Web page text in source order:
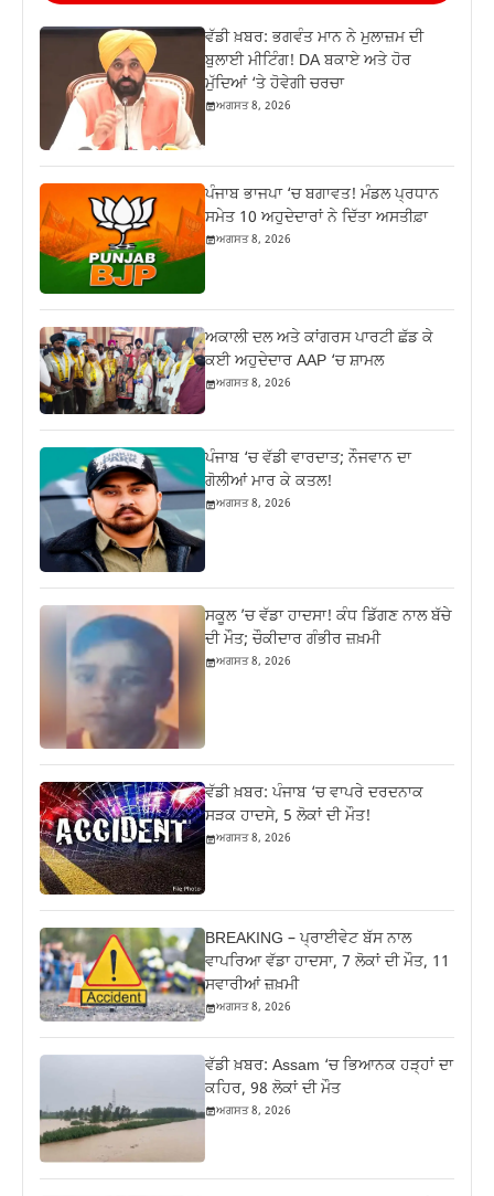
ਵੱਡੀ ਖ਼ਬਰ: ਭਗਵੰਤ ਮਾਨ ਨੇ ਮੁਲਾਜ਼ਮ ਦੀ
ਬੁਲਾਈ ਮੀਟਿੰਗ! DA ਬਕਾਏ ਅਤੇ ਹੋਰ
ਮੁੱਦਿਆਂ ‘ਤੇ ਹੋਵੇਗੀ ਚਰਚਾ
ਅਗਸਤ 8, 2026
ਪੰਜਾਬ ਭਾਜਪਾ ‘ਚ ਬਗਾਵਤ! ਮੰਡਲ ਪ੍ਰਧਾਨ
ਸਮੇਤ 10 ਅਹੁਦੇਦਾਰਾਂ ਨੇ ਦਿੱਤਾ ਅਸਤੀਫ਼ਾ
ਅਗਸਤ 8, 2026
ਅਕਾਲੀ ਦਲ ਅਤੇ ਕਾਂਗਰਸ ਪਾਰਟੀ ਛੱਡ ਕੇ
ਕਈ ਅਹੁਦੇਦਾਰ AAP ‘ਚ ਸ਼ਾਮਲ
ਅਗਸਤ 8, 2026
ਪੰਜਾਬ ‘ਚ ਵੱਡੀ ਵਾਰਦਾਤ; ਨੌਜਵਾਨ ਦਾ
ਗੋਲੀਆਂ ਮਾਰ ਕੇ ਕਤਲ!
ਅਗਸਤ 8, 2026
ਸਕੂਲ ’ਚ ਵੱਡਾ ਹਾਦਸਾ! ਕੰਧ ਡਿੱਗਣ ਨਾਲ ਬੱਚੇ
ਦੀ ਮੌਤ; ਚੌਕੀਦਾਰ ਗੰਭੀਰ ਜ਼ਖ਼ਮੀ
ਅਗਸਤ 8, 2026
ਵੱਡੀ ਖ਼ਬਰ: ਪੰਜਾਬ ‘ਚ ਵਾਪਰੇ ਦਰਦਨਾਕ
ਸੜਕ ਹਾਦਸੇ, 5 ਲੋਕਾਂ ਦੀ ਮੌਤ!
ਅਗਸਤ 8, 2026
BREAKING – ਪ੍ਰਾਈਵੇਟ ਬੱਸ ਨਾਲ
ਵਾਪਰਿਆ ਵੱਡਾ ਹਾਦਸਾ, 7 ਲੋਕਾਂ ਦੀ ਮੌਤ, 11
ਸਵਾਰੀਆਂ ਜ਼ਖ਼ਮੀ
ਅਗਸਤ 8, 2026
ਵੱਡੀ ਖ਼ਬਰ: Assam ‘ਚ ਭਿਆਨਕ ਹੜ੍ਹਾਂ ਦਾ
ਕਹਿਰ, 98 ਲੋਕਾਂ ਦੀ ਮੌਤ
ਅਗਸਤ 8, 2026